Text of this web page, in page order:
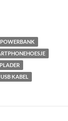
POWERBANK
USB KABEL